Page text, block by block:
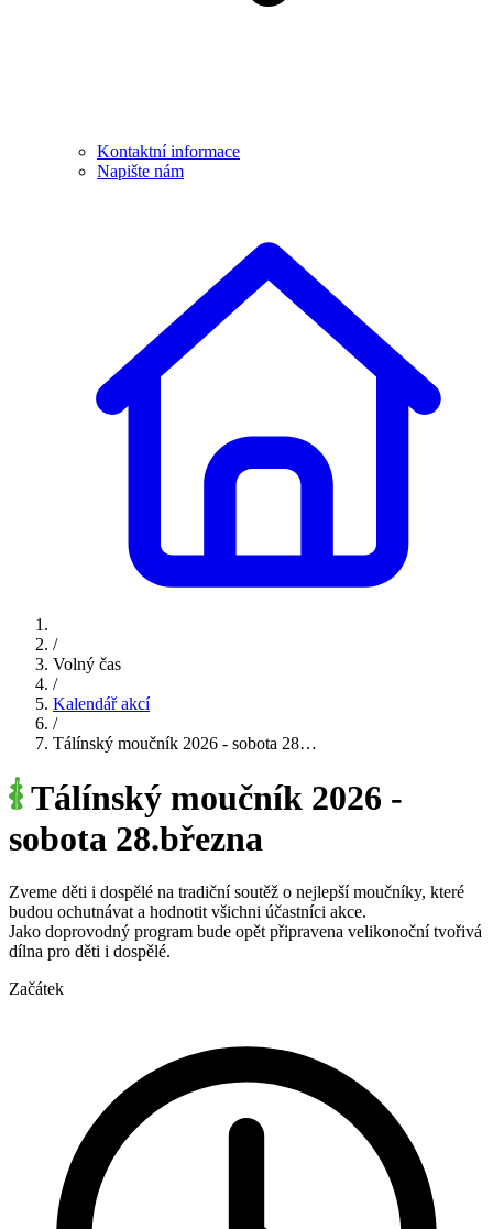
Kontaktní informace
Napište nám
/
Volný čas
/
Kalendář akcí
/
Tálínský moučník 2026 - sobota 28…
Tálínský moučník 2026 -
sobota 28.března
Zveme děti i dospělé na tradiční soutěž o nejlepší moučníky, které
budou ochutnávat a hodnotit všichni účastníci akce.
Jako doprovodný program bude opět připravena velikonoční tvořivá
dílna pro děti i dospělé.
Začátek